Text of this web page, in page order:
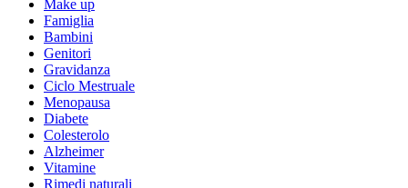
Make up
Famiglia
Bambini
Genitori
Gravidanza
Ciclo Mestruale
Menopausa
Diabete
Colesterolo
Alzheimer
Vitamine
Rimedi naturali